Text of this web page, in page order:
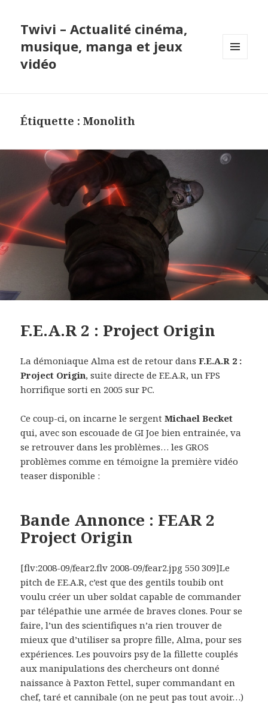
Twivi – Actualité cinéma,
musique, manga et jeux
vidéo
Étiquette :Monolith
F.E.A.R 2 : Project Origin
La démoniaque Alma est de retour dansF.E.A.R 2 :
Project Origin, suite directe de F.E.A.R, un FPS
horrifique sorti en 2005 sur PC.
Ce coup-ci, on incarne le sergentMichael Becket
qui, avec son escouade de GI Joe bien entrainée, va
se retrouver dans les problèmes… les GROS
problèmes comme en témoigne la première vidéo
teaser disponible :
Bande Annonce : FEAR 2
Project Origin
[flv:2008-09/fear2.flv 2008-09/fear2.jpg 550 309]Le
pitch de F.E.A.R, c’est que des gentils toubib ont
voulu créer un uber soldat capable de commander
par télépathie une armée de braves clones. Pour se
faire, l’un des scientifiques n’a rien trouver de
mieux que d’utiliser sa propre fille, Alma, pour ses
expériences. Les pouvoirs psy de la fillette couplés
aux manipulations des chercheurs ont donné
naissance à Paxton Fettel, super commandant en
chef, taré et cannibale (on ne peut pas tout avoir…)